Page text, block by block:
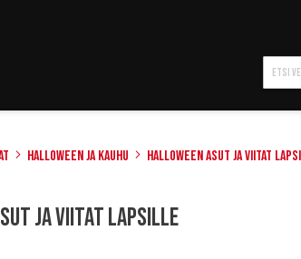
Hae
Halloween ja kauhu Halloween asut ja viitat
ja viitat lapsille